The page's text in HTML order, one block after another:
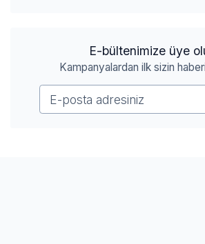
E-bültenimize üye
Kampanyalardan ilk sizin